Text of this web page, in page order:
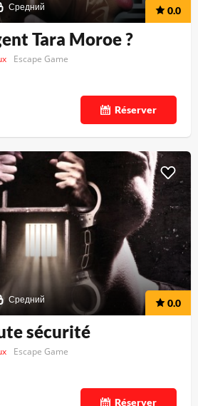
Средний 0.0
Tara Moroe ?
Escape Game
Réserver
Средний 0.0
sécurité
Escape Game
Réserver